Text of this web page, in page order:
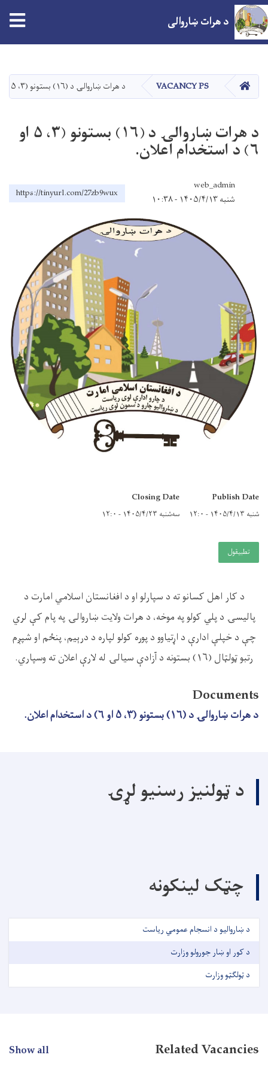
دانګل
د هرات ښاروالی
کور VACANCY PS د هرات ښاروالۍ د (۱۶) بستونو (۳، ۵ او ۶) د استخدام اعلان.
د هرات ښاروالۍ د (۱۶) بستونو (۳، ۵ او
۶) د استخدام اعلان.
web_admin
شنبه ۱۴۰۵/۴/۱۳ - ۱۰:۳۸
https://tinyurl.com/27zb9wux
Publish Date
شنبه ۱۴۰۵/۴/۱۳ - ۱۲:۰
Closing Date
سه‌شنبه ۱۴۰۵/۴/۲۳ - ۱۲:۰
تطبيقول
د کار اهل کسانو ته د سپارلو او د افغانستان اسلامي امارت د
پالیسۍ د پلي کولو په موخه، د هرات ولایت ښاروالۍ په پام کې لري
چې د خپلې ادارې د اړتیاوو د پوره کولو لپاره د درېیم، پنځم او شپږم
رتبو ټولټال (۱۶) بستونه د آزادې سیالۍ له لارې اعلان ته وسپاري.
Documents
د هرات ښاروالۍ د (۱۶) بستونو (۳، ۵ او ۶) د استخدام اعلان.
د ټولنیز رسنیو لړۍ
چټک لینکونه
د ښاروالیو د انسجام عمومي ریاست
د کور او ښار جورولو وزارت
د ټولګټو وزارت
Related Vacancies
Show all